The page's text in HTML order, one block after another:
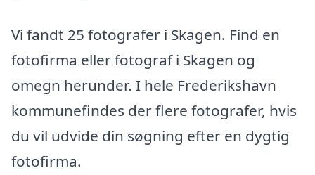
Vi fandt 25 fotografer i Skagen. Find en
fotofirma eller fotograf i Skagen og
omegn herunder. I hele Frederikshavn
kommunefindes der flere fotografer, hvis
du vil udvide din søgning efter en dygtig
fotofirma.